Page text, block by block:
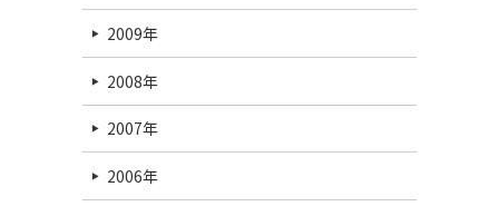
2009年
2008年
2007年
2006年